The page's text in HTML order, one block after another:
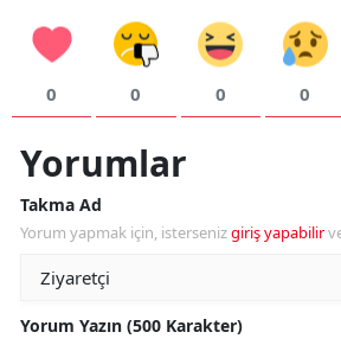
0 0 0 0
Yorumlar
Takma Ad
Yorum yapmak için, istersenizgiriş yapabilir
Yorum Yazın (500 Karakter)